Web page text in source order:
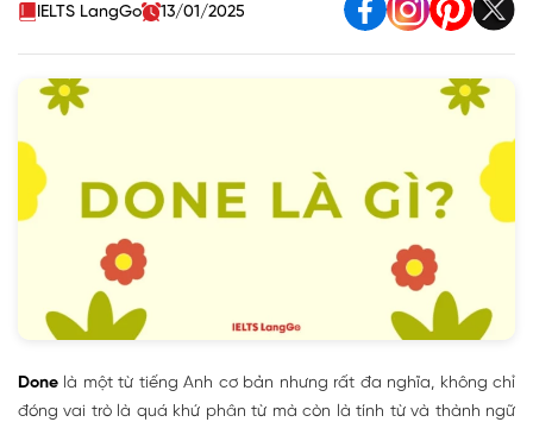
IELTS LangGo 13/01/2025
Done là một từ tiếng Anh cơ bản nhưng rất đa nghĩa, không chỉ
đóng vai trò là quá khứ phân từ mà còn là tính từ và thành ngữ